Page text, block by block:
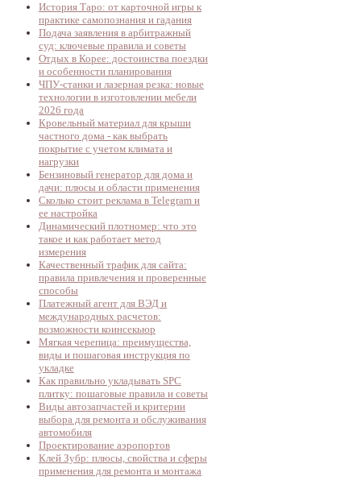
История Таро: от карточной игры к
практике самопознания и гадания
Подача заявления в арбитражный
суд: ключевые правила и советы
Отдых в Корее: достоинства поездки
и особенности планирования
ЧПУ-станки и лазерная резка: новые
технологии в изготовлении мебели
2026 года
Кровельный материал для крыши
частного дома - как выбрать
покрытие с учетом климата и
нагрузки
Бензиновый генератор для дома и
дачи: плюсы и области применения
Сколько стоит реклама в Telegram и
ее настройка
Динамический плотномер: что это
такое и как работает метод
измерения
Качественный трафик для сайта:
правила привлечения и проверенные
способы
Платежный агент для ВЭД и
международных расчетов:
возможности коинсекьюр
Мягкая черепица: преимущества,
виды и пошаговая инструкция по
укладке
Как правильно укладывать SPC
плитку: пошаговые правила и советы
Виды автозапчастей и критерии
выбора для ремонта и обслуживания
автомобиля
Проектирование аэропортов
Клей Зубр: плюсы, свойства и сферы
применения для ремонта и монтажа